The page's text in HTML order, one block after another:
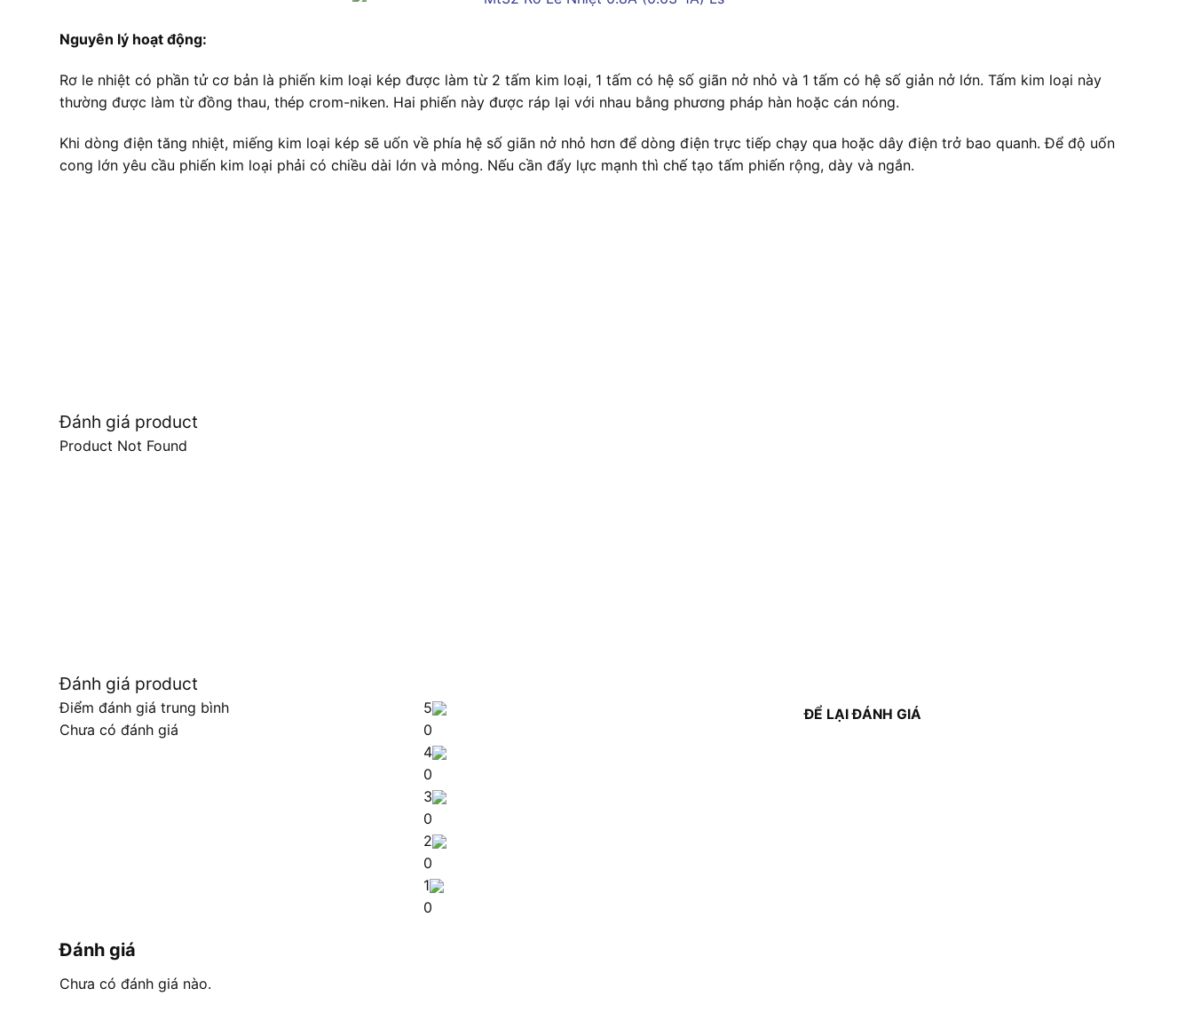
Nguyên lý hoạt động:
Rơ le nhiệt có phần tử cơ bản là phiến kim loại kép được làm từ 2 tấm kim loại, 1 tấm có hệ số giãn nở nhỏ và 1 tấm có hệ số giản nở lớn. Tấm kim loại này
thường được làm từ đồng thau, thép crom-niken. Hai phiến này được ráp lại với nhau bằng phương pháp hàn hoặc cán nóng.
Khi dòng điện tăng nhiệt, miếng kim loại kép sẽ uốn về phía hệ số giãn nở nhỏ hơn để dòng điện trực tiếp chạy qua hoặc dây điện trở bao quanh. Để độ uốn
cong lớn yêu cầu phiến kim loại phải có chiều dài lớn và mỏng. Nếu cần đẩy lực mạnh thì chế tạo tấm phiến rộng, dày và ngắn.
Đánh giá product
Product Not Found
Đánh giá product
Điểm đánh giá trung bình
Chưa có đánh giá
5
0
4
0
3
0
2
0
1
0
ĐỂ LẠI ĐÁNH GIÁ
Đánh giá
Chưa có đánh giá nào.